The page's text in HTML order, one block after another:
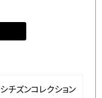
シチズンコレクション